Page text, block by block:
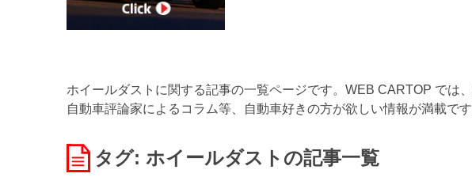
ホイールダストに関する記事の一覧ページです。WEB CARTOP では
自動車評論家によるコラム等、自動車好きの方が欲しい情報が満載です
タグ: ホイールダスト の記事一覧